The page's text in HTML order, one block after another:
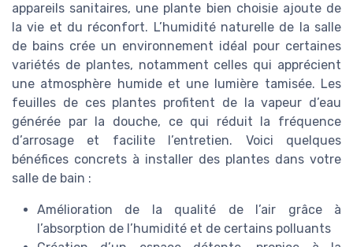
appareils sanitaires, une plante bien choisie ajoute de
la vie et du réconfort. L’humidité naturelle de la salle
de bains crée un environnement idéal pour certaines
variétés de plantes, notamment celles qui apprécient
une atmosphère humide et une lumière tamisée. Les
feuilles de ces plantes profitent de la vapeur d’eau
générée par la douche, ce qui réduit la fréquence
d’arrosage et facilite l’entretien. Voici quelques
bénéfices concrets à installer des plantes dans votre
salle de bain :
Amélioration de la qualité de l’air grâce à
l’absorption de l’humidité et de certains polluants